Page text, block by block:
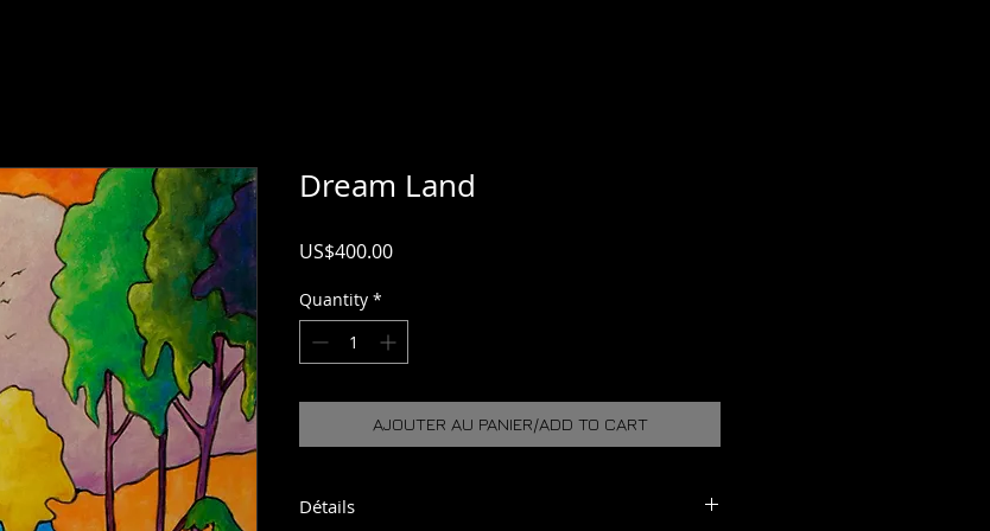
Dream Land
US$400.00Price
Quantity *
AJOUTER AU PANIER/ADD TO CART
Détails